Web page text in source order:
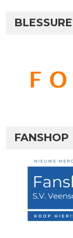
FANSHOP